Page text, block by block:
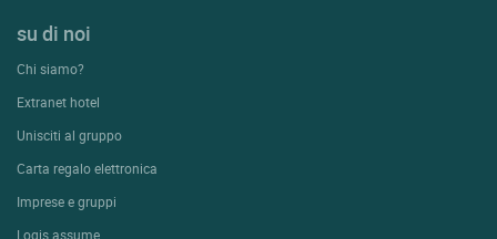
su di noi
Chi siamo?
Extranet hotel
Unisciti al gruppo
Carta regalo elettronica
Imprese e gruppi
Logis assume